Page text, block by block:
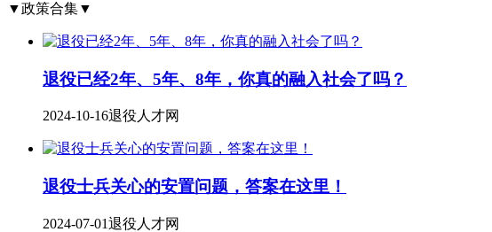
▼政策合集▼
退役已经2年、5年、8年，你真的融入社会了吗？
2024-10-16退役人才网
退役士兵关心的安置问题，答案在这里！
2024-07-01退役人才网